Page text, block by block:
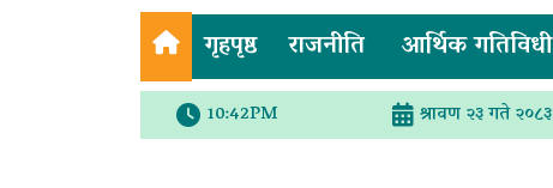
गृहपृष्ठ राजनीति आर्थिक गतिविधी
10:42PM श्रावण २३ गते २०८३